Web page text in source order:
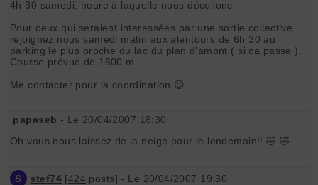
4h 30 samedi, heure à laquelle nous décollons.
Pour ceux qui seraient interessées par une sortie collective
rejoignez nous samedi matin aux alentours de 6h 30 au
parking le plus proche du lac du plan d'amont ( si ca passe ).
Course prévue de 1600 m.
Me contacter pour la coordination 😉
papaseb - Le 20/04/2007 18:30
Oh vous nous laissez de la neige pour le lendemain!! 🤣 🤣
S stef74[424 posts] - Le 20/04/2007 19:30